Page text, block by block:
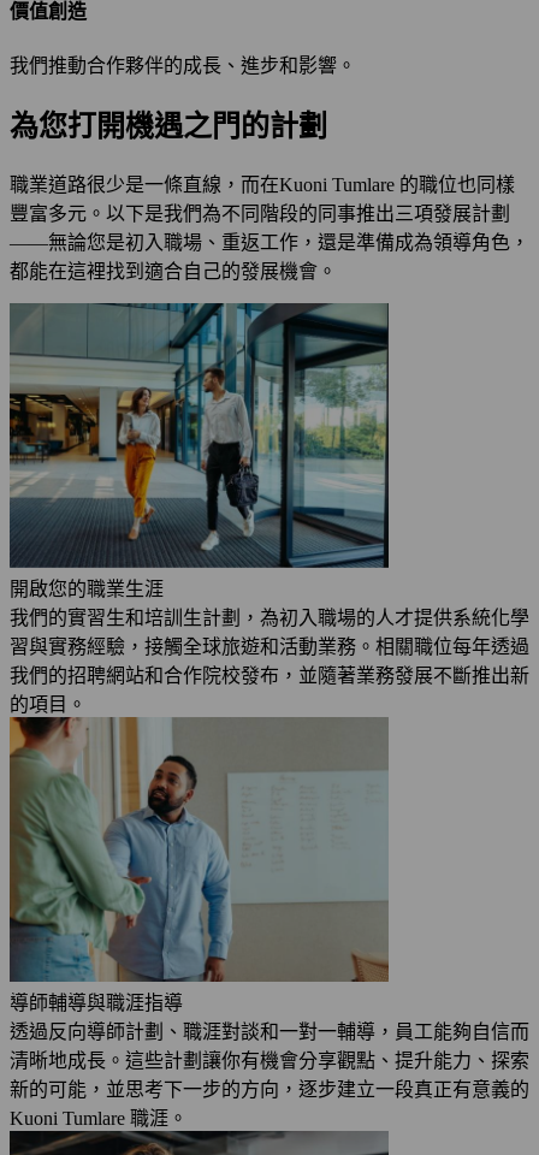
價值創造
我們推動合作夥伴的成長、進步和影響。
為您打開機遇之門的計劃
職業道路很少是一條直線，而在Kuoni Tumlare 的職位也同樣
豐富多元。以下是我們為不同階段的同事推出三項發展計劃
——無論您是初入職場、重返工作，還是準備成為領導角色，
都能在這裡找到適合自己的發展機會。
開啟您的職業生涯
我們的實習生和培訓生計劃，為初入職場的人才提供系統化學
習與實務經驗，接觸全球旅遊和活動業務。相關職位每年透過
我們的招聘網站和合作院校發布，並隨著業務發展不斷推出新
的項目。
導師輔導與職涯指導
透過反向導師計劃、職涯對談和一對一輔導，員工能夠自信而
清晰地成長。這些計劃讓你有機會分享觀點、提升能力、探索
新的可能，並思考下一步的方向，逐步建立一段真正有意義的
Kuoni Tumlare 職涯。